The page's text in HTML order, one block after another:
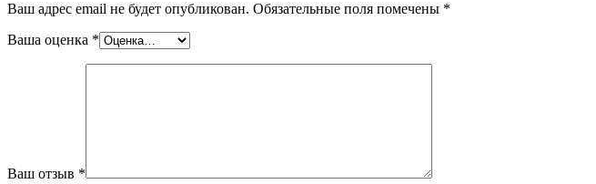
Ваш адрес email не будет опубликован. Обязательные поля помечены *
Ваша оценка *
Ваш отзыв *